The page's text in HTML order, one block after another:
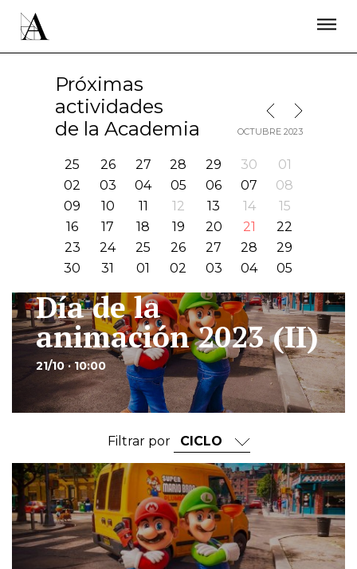
Próximas
actividades
de la Academia
MES ANTERIOR
MES SIGUIENTE
OCTUBRE 2023
25 26 27 28 29 30
01
02
03 04 05 06 07
08
09
10 11 12 13 14
15
16
17 18 19 20 21
22
23
24 25 26 27 28
29
30
31 01 02 03 04 05
Día de la
animación 2023 (II)
21/10 · 10:00
Filtrar por
ÚNETE A LA ACADEMIA DE CINE
PRENSA
NEWSLETTER